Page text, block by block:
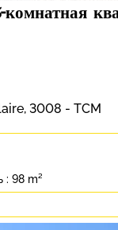
комнатная
3008 - TCM
: 98 m²